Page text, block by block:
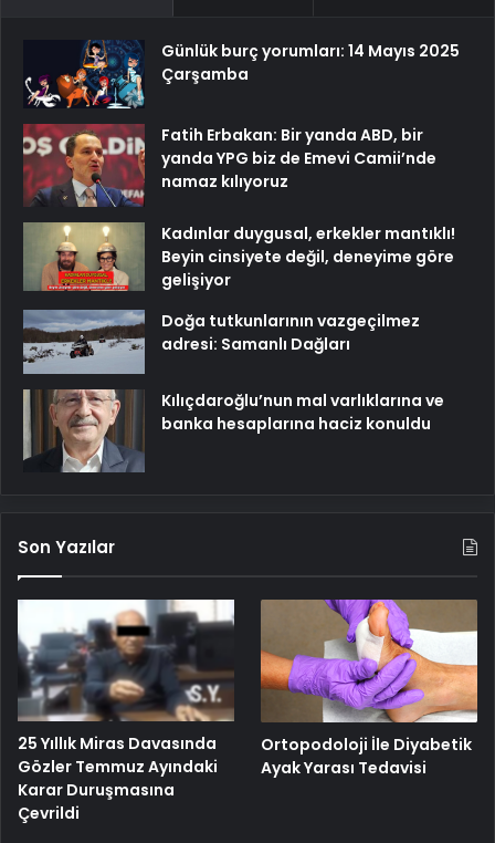
Günlük burç yorumları: 14 Mayıs 2025
Çarşamba
Fatih Erbakan: Bir yanda ABD, bir
yanda YPG biz de Emevi Camii’nde
namaz kılıyoruz
Kadınlar duygusal, erkekler mantıklı!
Beyin cinsiyete değil, deneyime göre
gelişiyor
Doğa tutkunlarının vazgeçilmez
adresi: Samanlı Dağları
Kılıçdaroğlu’nun mal varlıklarına ve
banka hesaplarına haciz konuldu
Son Yazılar
25 Yıllık Miras Davasında
Gözler Temmuz Ayındaki
Karar Duruşmasına
Çevrildi
Ortopodoloji İle Diyabetik
Ayak Yarası Tedavisi